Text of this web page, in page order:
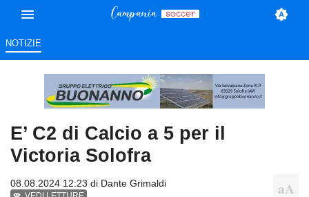
NOTIZIE
E’ C2 di Calcio a 5 per il
Victoria Solofra
08.08.2024 12:23 di Dante Grimaldi